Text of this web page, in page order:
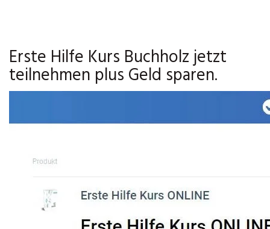
Erste Hilfe Kurs Buchholz jetzt
teilnehmen plus Geld sparen.